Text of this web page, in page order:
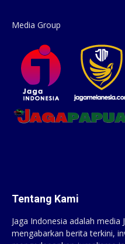
Media Group
Tentang Kami
Jaga Indonesia adalah media
mengabarkan berita terkini,